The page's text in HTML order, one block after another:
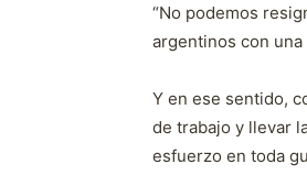
“No podemos
argentinos con
Y en ese sentido,
de trabajo y llevar
esfuerzo en toda